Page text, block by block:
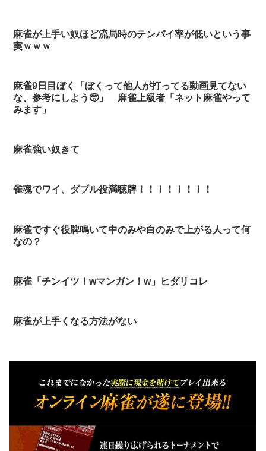
麻雀が上手い奴ほど流局時のテンパイ率が低いという事
実ｗｗｗ
麻雀9日目ぼく「ぼくって他人が打ってる動画見てない
な、参考にしよう🥺」 麻雀上級者「ネット麻雀やって
みます」
麻雀強い奴きて
雀魂でワイ、ダブル役満聴牌！！！！！！！！
麻雀ですぐ役牌鳴いて中のみや白のみで上がる人って何
なの？
麻雀「チンイツ！wマンガン！w」ヒダリコレ
麻雀が上手くなる方法がない